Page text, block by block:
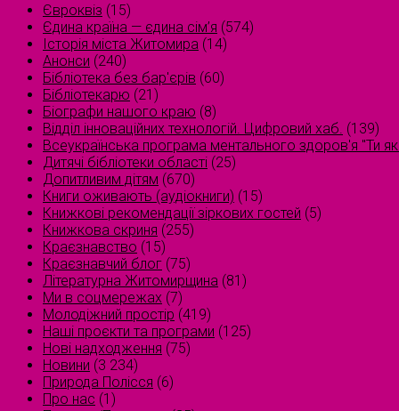
Євроквіз (15)
Єдина країна — єдина сім’я (574)
Історія міста Житомира (14)
Анонси (240)
Бібліотека без бар'єрів (60)
Бібліотекарю (21)
Біографи нашого краю (8)
Відділ інноваційних технологій. Цифровий хаб. (139)
Всеукраїнська програма ментального здоров'я "Ти
Дитячі бібліотеки області (25)
Допитливим дітям (670)
Книги оживають (аудіокниги) (15)
Книжкові рекомендації зіркових гостей (5)
Книжкова скриня (255)
Краєзнавство (15)
Краєзнавчий блог (75)
Літературна Житомирщина (81)
Ми в соцмережах (7)
Молодіжний простір (419)
Наші проєкти та програми (125)
Нові надходження (75)
Новини (3 234)
Природа Полісся (6)
Про нас (1)